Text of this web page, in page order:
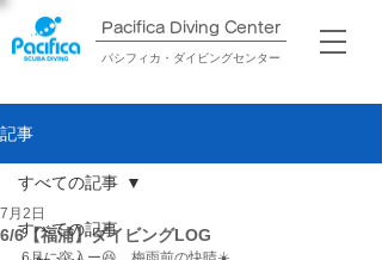
Pacifica Diving Center​
パシフィカ・ダイビングセンター
記事
すべての記事
すべての記事
6/6【福浦】ダイビングLOG
7月2日